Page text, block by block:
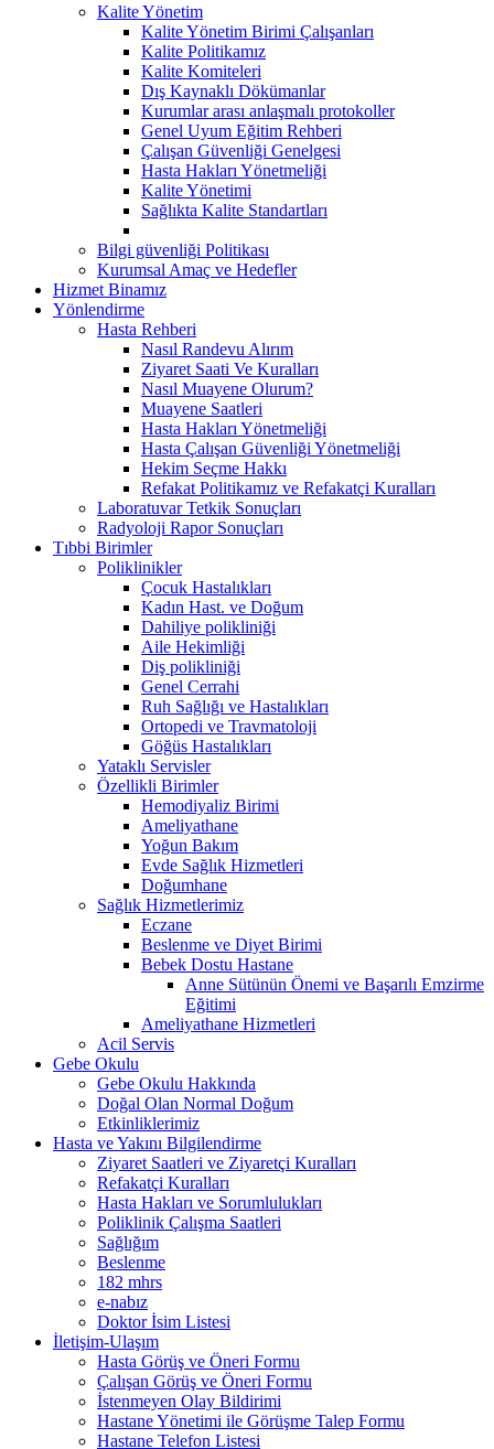
Kalite Yönetim
Kalite Yönetim Birimi Çalışanları
Kalite Politikamız
Kalite Komiteleri
Dış Kaynaklı Dökümanlar
Kurumlar arası anlaşmalı protokoller
Genel Uyum Eğitim Rehberi
Çalışan Güvenliği Genelgesi
Hasta Hakları Yönetmeliği
Kalite Yönetimi
Sağlıkta Kalite Standartları
Bilgi güvenliği Politikası
Kurumsal Amaç ve Hedefler
Hizmet Binamız
Yönlendirme
Hasta Rehberi
Nasıl Randevu Alırım
Ziyaret Saati Ve Kuralları
Nasıl Muayene Olurum?
Muayene Saatleri
Hasta Hakları Yönetmeliği
Hasta Çalışan Güvenliği Yönetmeliği
Hekim Seçme Hakkı
Refakat Politikamız ve Refakatçi Kuralları
Laboratuvar Tetkik Sonuçları
Radyoloji Rapor Sonuçları
Tıbbi Birimler
Poliklinikler
Çocuk Hastalıkları
Kadın Hast. ve Doğum
Dahiliye polikliniği
Aile Hekimliği
Diş polikliniği
Genel Cerrahi
Ruh Sağlığı ve Hastalıkları
Ortopedi ve Travmatoloji
Göğüs Hastalıkları
Yataklı Servisler
Özellikli Birimler
Hemodiyaliz Birimi
Ameliyathane
Yoğun Bakım
Evde Sağlık Hizmetleri
Doğumhane
Sağlık Hizmetlerimiz
Eczane
Beslenme ve Diyet Birimi
Bebek Dostu Hastane
Anne Sütünün Önemi ve Başarılı Emzirme
Eğitimi
Ameliyathane Hizmetleri
Acil Servis
Gebe Okulu
Gebe Okulu Hakkında
Doğal Olan Normal Doğum
Etkinliklerimiz
Hasta ve Yakını Bilgilendirme
Ziyaret Saatleri ve Ziyaretçi Kuralları
Refakatçi Kuralları
Hasta Hakları ve Sorumlulukları
Poliklinik Çalışma Saatleri
Sağlığım
Beslenme
182 mhrs
e-nabız
Doktor İsim Listesi
İletişim-Ulaşım
Hasta Görüş ve Öneri Formu
Çalışan Görüş ve Öneri Formu
İstenmeyen Olay Bildirimi
Hastane Yönetimi ile Görüşme Talep Formu
Hastane Telefon Listesi